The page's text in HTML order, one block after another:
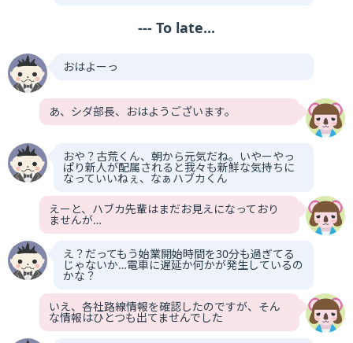
--- To late...
おはよーっ
あ、シダ部長、おはようございます。
おや？古荒くん、朝から元気だね。いやーやっ
ぱり新人が配属されると我々も新鮮な気持ちに
なっていいねぇ、なぁハブカくん
えーと、ハブカ先輩はまだお見えになっており
ませんが…
え？だってもう始業開始時間を30分も過ぎてる
じゃないか…電車に遅延か何かが発生しているの
かな？
いえ、各社路線情報を確認したのですが、そん
な情報はひとつも出てませんでした